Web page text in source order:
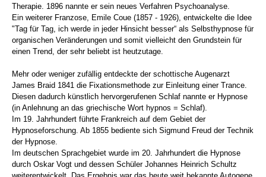
Therapie. 1896 nannte er sein neues Verfahren Psychoanalyse.
Ein weiterer Franzose, Emile Coue (1857 - 1926), entwickelte die Idee
"Tag für Tag, ich werde in jeder Hinsicht besser“ als Selbsthypnose für
organischen Veränderungen und somit vielleicht den Grundstein für
einen Trend, der sehr beliebt ist heutzutage.
Mehr oder weniger zufällig entdeckte der schottische Augenarzt
James Braid 1841 die Fixationsmethode zur Einleitung einer Trance.
Diesen dadurch künstlich hervorgerufenen Schlaf nannte er Hypnose
(in Anlehnung an das griechische Wort hypnos = Schlaf).
Im 19. Jahrhundert führte Frankreich auf dem Gebiet der
Hypnoseforschung. Ab 1855 bediente sich Sigmund Freud der Technik
der Hypnose.
Im deutschen Sprachgebiet wurde im 20. Jahrhundert die Hypnose
durch Oskar Vogt und dessen Schüler Johannes Heinrich Schultz